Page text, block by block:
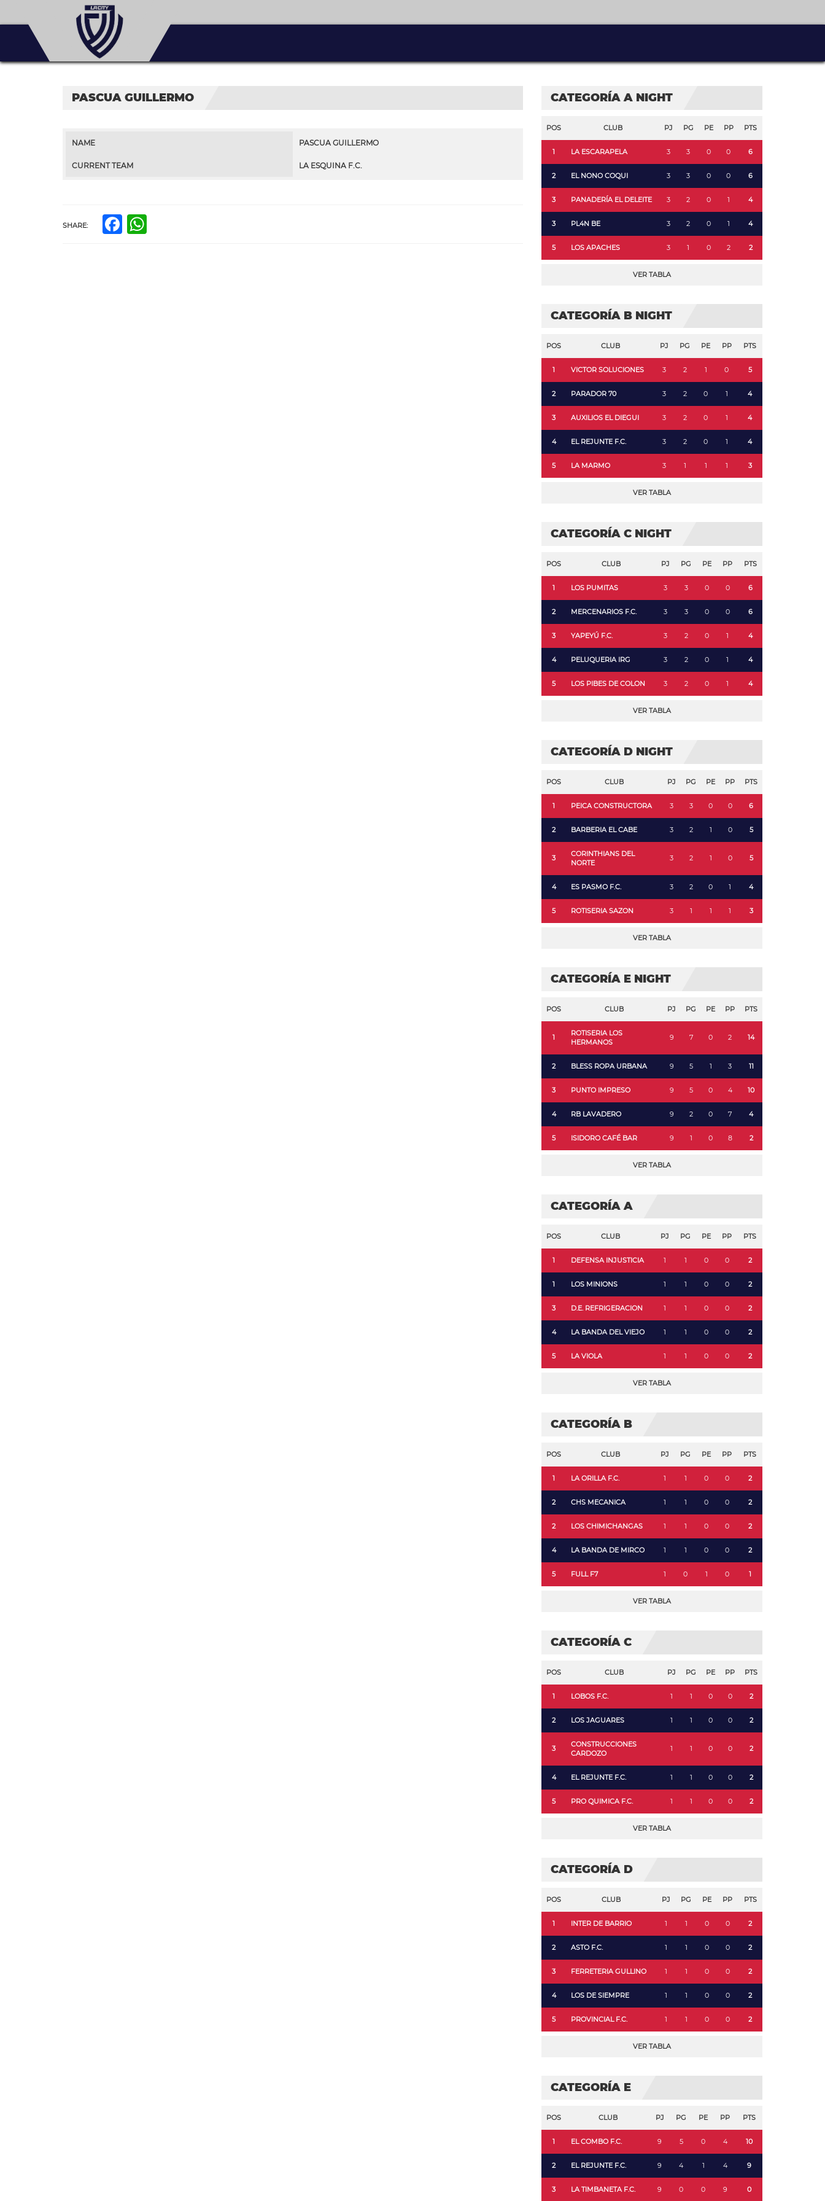
PASCUA GUILLERMO
NAME PASCUA GUILLERMO
CURRENT TEAM LA ESQUINA F.C.
SHARE: Facebook
CATEGORÍA A NIGHT
POS CLUB PJ PG PE PP PTS
1 LA ESCARAPELA 3 3 0 0 6
2 EL NONO COQUI 3 3 0 0 6
3 PANADERÍA EL DELEITE 3 2 0 1 4
3 PL4N BE 3 2 0 1 4
5 LOS APACHES 3 1 0 2 2
VER TABLA
CATEGORÍA B NIGHT
POS CLUB PJ PG PE PP PTS
1 VICTOR SOLUCIONES 3 2 1 0 5
2 PARADOR 70 3 2 0 1 4
3 AUXILIOS EL DIEGUI 3 2 0 1 4
4 EL REJUNTE F.C. 3 2 0 1 4
5 LA MARMO 3 1 1 1 3
VER TABLA
CATEGORÍA C NIGHT
POS CLUB PJ PG PE PP PTS
1 LOS PUMITAS 3 3 0 0 6
2 MERCENARIOS F.C. 3 3 0 0 6
3 YAPEYÚ F.C. 3 2 0 1 4
4 PELUQUERIA IRG 3 2 0 1 4
5 LOS PIBES DE COLON 3 2 0 1 4
VER TABLA
CATEGORÍA D NIGHT
POS CLUB PJ PG PE PP PTS
1 PEICA CONSTRUCTORA 3 3 0 0 6
2 BARBERIA EL CABE 3 2 1 0 5
3
CORINTHIANS DEL
NORTE
3 2 1 0 5
4 ES PASMO F.C. 3 2 0 1 4
5 ROTISERIA SAZON 3 1 1 1 3
VER TABLA
CATEGORÍA E NIGHT
POS CLUB PJ PG PE PP PTS
1
ROTISERIA LOS
HERMANOS
9 7 0 2 14
2 BLESS ROPA URBANA 9 5 1 3 11
3 PUNTO IMPRESO 9 5 0 4 10
4 RB LAVADERO 9 2 0 7 4
5 ISIDORO CAFÉ BAR 9 1 0 8 2
VER TABLA
CATEGORÍA A
POS CLUB PJ PG PE PP PTS
1 DEFENSA INJUSTICIA 1 1 0 0 2
1 LOS MINIONS 1 1 0 0 2
3 D.E. REFRIGERACION 1 1 0 0 2
4 LA BANDA DEL VIEJO 1 1 0 0 2
5 LA VIOLA 1 1 0 0 2
VER TABLA
CATEGORÍA B
POS CLUB PJ PG PE PP PTS
1 LA ORILLA F.C. 1 1 0 0 2
2 CHS MECANICA 1 1 0 0 2
2 LOS CHIMICHANGAS 1 1 0 0 2
4 LA BANDA DE MIRCO 1 1 0 0 2
5 FULL F7 1 0 1 0 1
VER TABLA
CATEGORÍA C
POS CLUB PJ PG PE PP PTS
1 LOBOS F.C. 1 1 0 0 2
2 LOS JAGUARES 1 1 0 0 2
3
CONSTRUCCIONES
CARDOZO
1 1 0 0 2
4 EL REJUNTE F.C. 1 1 0 0 2
5 PRO QUIMICA F.C. 1 1 0 0 2
VER TABLA
CATEGORÍA D
POS CLUB PJ PG PE PP PTS
1 INTER DE BARRIO 1 1 0 0 2
2 ASTO F.C. 1 1 0 0 2
3 FERRETERIA GULLINO 1 1 0 0 2
4 LOS DE SIEMPRE 1 1 0 0 2
5 PROVINCIAL F.C. 1 1 0 0 2
VER TABLA
CATEGORÍA E
POS CLUB PJ PG PE PP PTS
1 EL COMBO F.C. 9 5 0 4 10
2 EL REJUNTE F.C. 9 4 1 4 9
3 LA TIMBANETA F.C. 9 0 0 9 0